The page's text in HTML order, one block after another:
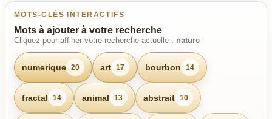
MOTS-CLÉS INTERACTIFS
Mots à ajouter à votre recherche
Cliquez pour affiner votre recherche actuelle : nature
numerique 20 art 17 bourbon 14
fractal 14 animal 13 abstrait 10